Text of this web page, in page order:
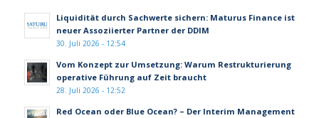
Liquidität durch Sachwerte sichern: Maturus Finance ist
neuer Assoziierter Partner der DDIM
30. Juli 2026 - 12:54
Vom Konzept zur Umsetzung: Warum Restrukturierung
operative Führung auf Zeit braucht
28. Juli 2026 - 12:52
Red Ocean oder Blue Ocean? – Der Interim Management